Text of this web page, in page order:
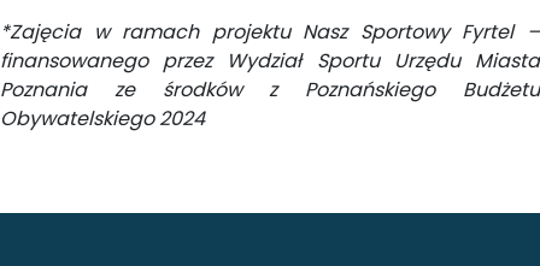
*Zajęcia w ramach projektu Nasz Sportowy Fyrtel –
finansowanego przez Wydział Sportu Urzędu Miasta
Poznania ze środków z Poznańskiego Budżetu
Obywatelskiego 2024